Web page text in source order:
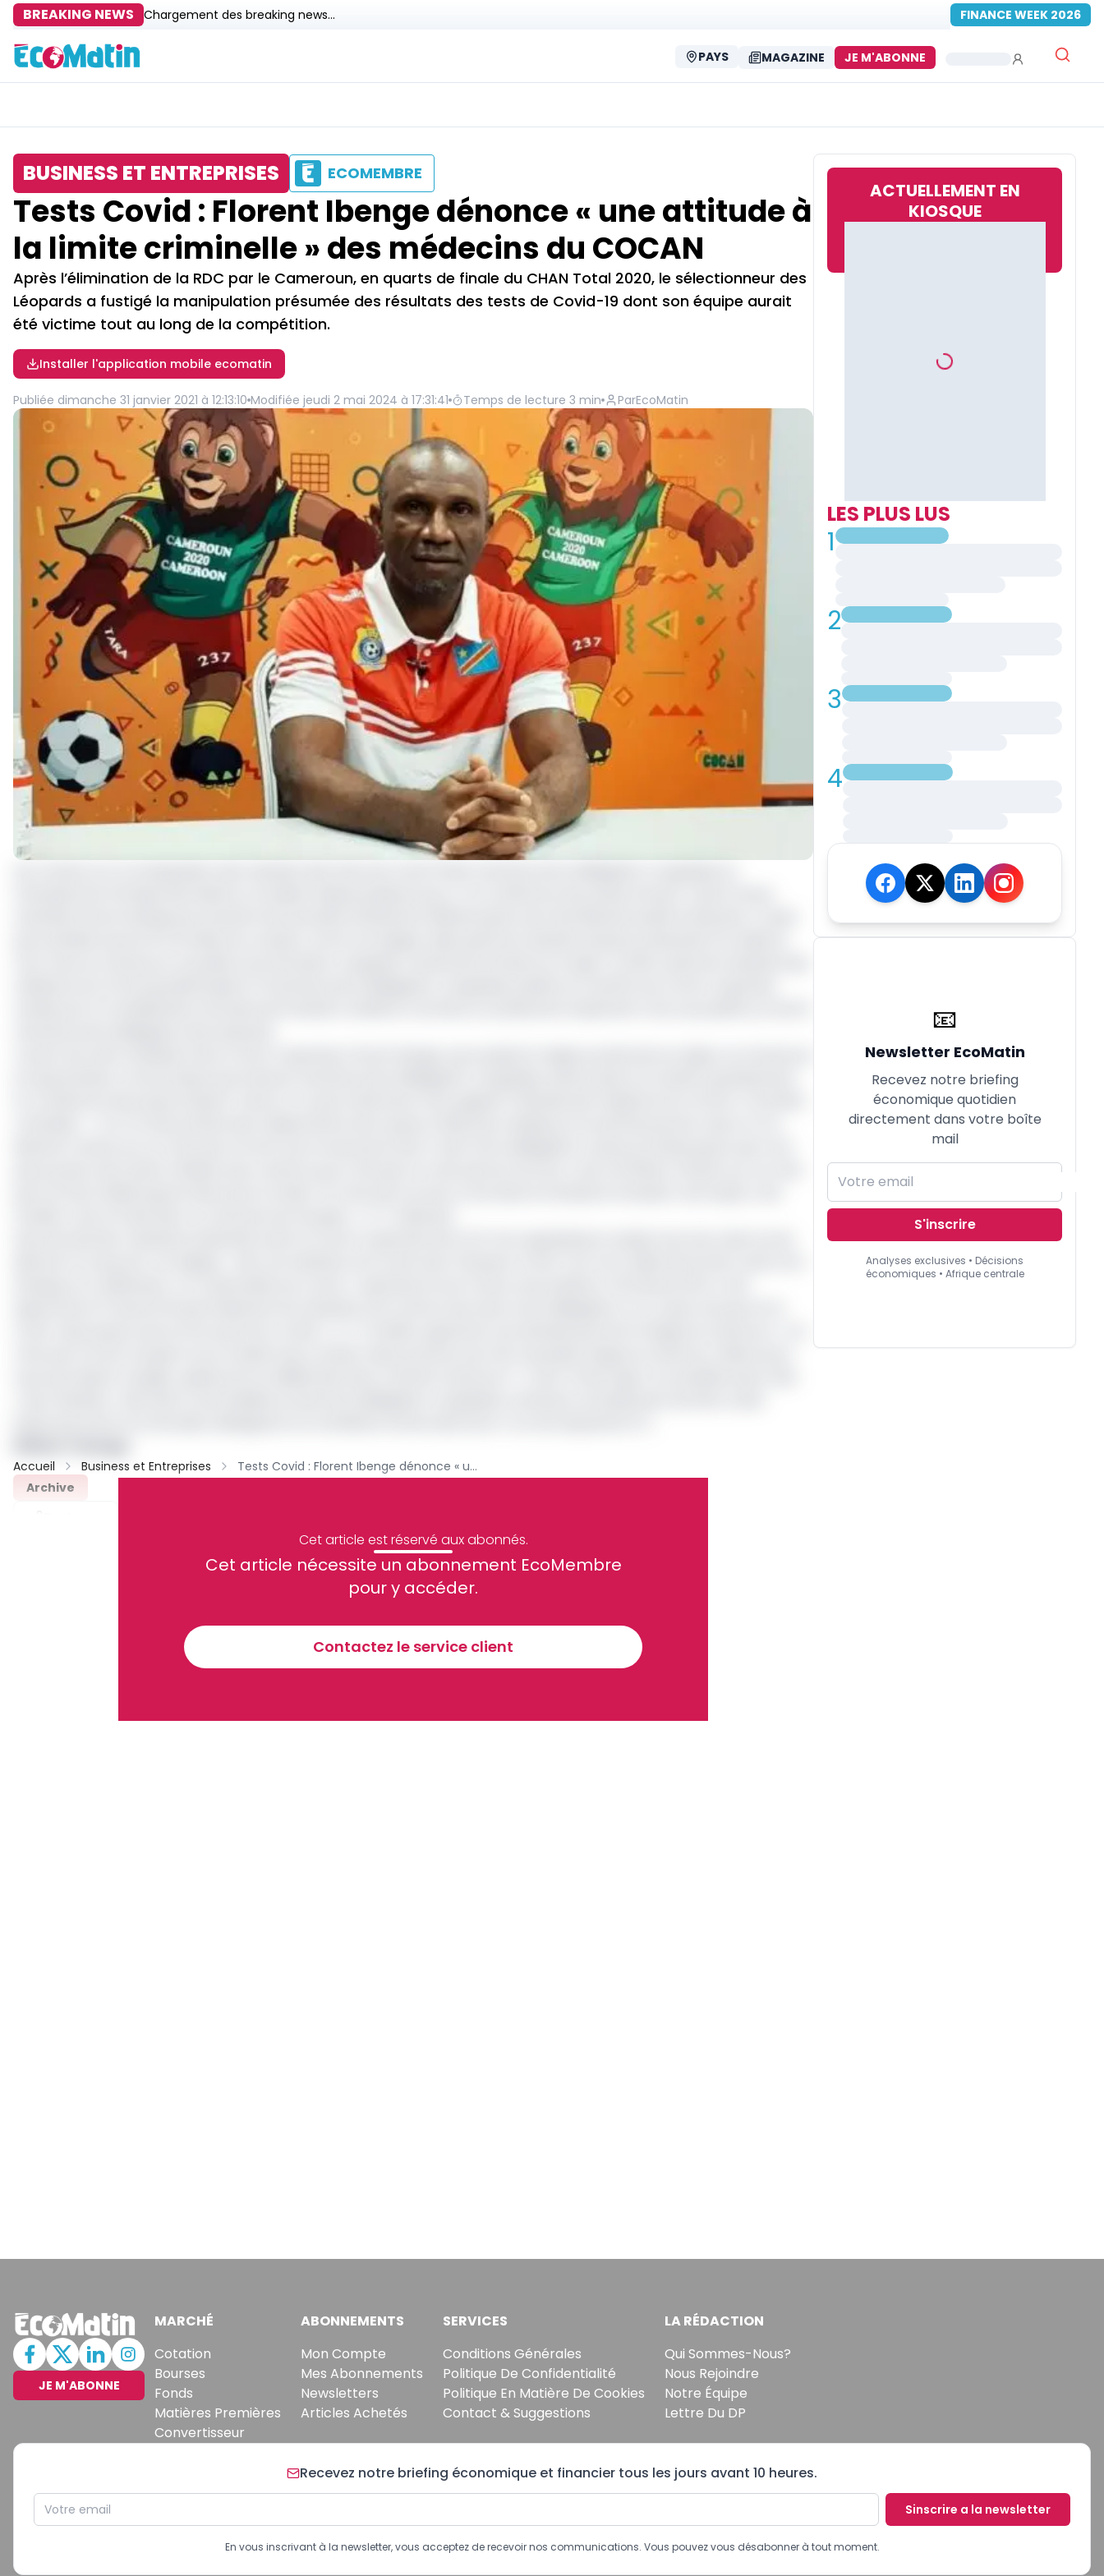
BREAKING NEWS Chargement des breaking news... FINANCE WEEK 2026
PAYS MAGAZINE JE M'ABONNE
BUSINESS ET ENTREPRISES ECOMEMBRE
Tests Covid : Florent Ibenge dénonce « une attitude à
la limite criminelle » des médecins du COCAN
Après l’élimination de la RDC par le Cameroun, en quarts de finale du CHAN Total 2020, le sélectionneur des
Léopards a fustigé la manipulation présumée des résultats des tests de Covid-19 dont son équipe aurait
été victime tout au long de la compétition.
Installer l'application mobile ecomatin
Publiée dimanche 31 janvier 2021 à 12:13:10 Modifiée jeudi 2 mai 2024 à 17:31:41 Temps de lecture 3 min ParEcoMatin
Cet article est réservé aux abonnés.
Cet article nécessite un abonnement EcoMembre
pour y accéder.
Contactez le service client
Accueil Business et Entreprises
Tests Covid : Florent Ibenge dénonce « une attitude à la limite criminelle » des médecins du COCAN
Archive
Recevez notre briefing économique et financier tous les jours avant 10 heures.
En vous inscrivant à la newsletter, vous acceptez de recevoir nos communications. Vous pouvez vous désabonner à tout moment.
ACTUELLEMENT EN
KIOSQUE
LES PLUS LUS
1
2
3
4
📧
Newsletter EcoMatin
Recevez notre briefing
économique quotidien
directement dans votre boîte
mail
S'inscrire
Analyses exclusives • Décisions
économiques • Afrique centrale
JE M'ABONNE
MARCHÉ
Cotation
Bourses
Fonds
Matières Premières
Convertisseur
ABONNEMENTS
Mon Compte
Mes Abonnements
Newsletters
Articles Achetés
SERVICES
Conditions Générales
Politique De Confidentialité
Politique En Matière De Cookies
Contact & Suggestions
LA RÉDACTION
Qui Sommes-Nous?
Nous Rejoindre
Notre Équipe
Lettre Du DP
Recevez notre briefing économique et financier tous les jours avant 10 heures.
Sinscrire a la newsletter
En vous inscrivant à la newsletter, vous acceptez de recevoir nos communications. Vous pouvez vous désabonner à tout moment.